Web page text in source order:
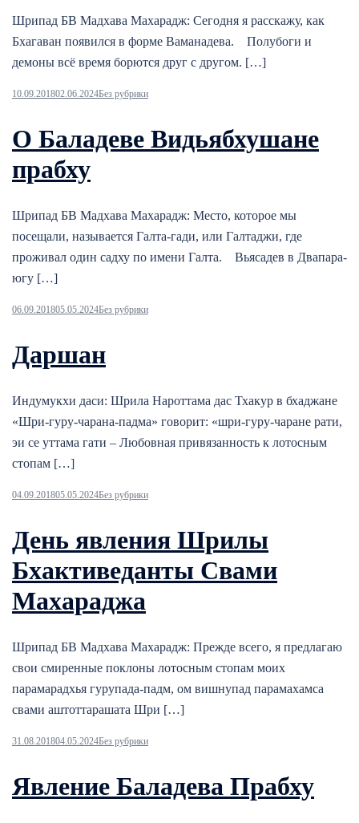
Шрипад БВ Мадхава Махарадж: Сегодня я расскажу, как
Бхагаван появился в форме Ваманадева. Полубоги и
демоны всё время борются друг с другом. […]
10.09.201802.06.2024Без рубрики
О Баладеве Видьябхушане
прабху
Шрипад БВ Мадхава Махарадж: Место, которое мы
посещали, называется Галта-гади, или Галтаджи, где
проживал один садху по имени Галта. Вьясадев в Двапара-
югу […]
06.09.201805.05.2024Без рубрики
Даршан
Индумукхи даси: Шрила Нароттама дас Тхакур в бхаджане
«Шри-гуру-чарана-падма» говорит: «шри-гуру-чаране рати,
эи се уттама гати – Любовная привязанность к лотосным
стопам […]
04.09.201805.05.2024Без рубрики
День явления Шрилы
Бхактиведанты Свами
Махараджа
Шрипад БВ Мадхава Махарадж: Прежде всего, я предлагаю
свои смиренные поклоны лотосным стопам моих
парамарадхья гурупада-падм, ом вишнупад парамахамса
свами аштоттарашата Шри […]
31.08.201804.05.2024Без рубрики
Явление Баладева Прабху